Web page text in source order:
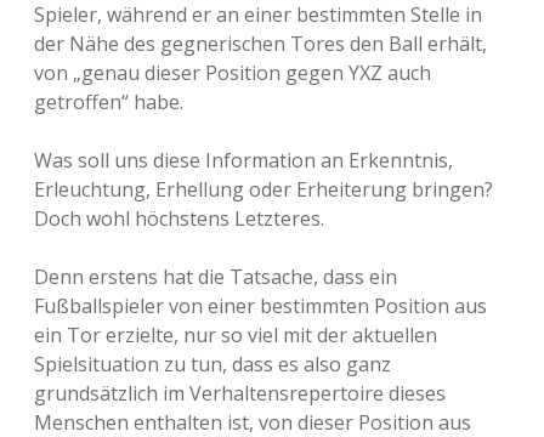
Spieler, während er an einer bestimmten Stelle in
der Nähe des gegnerischen Tores den Ball erhält,
von „genau dieser Position gegen YXZ auch
getroffen“ habe.
Was soll uns diese Information an Erkenntnis,
Erleuchtung, Erhellung oder Erheiterung bringen?
Doch wohl höchstens Letzteres.
Denn erstens hat die Tatsache, dass ein
Fußballspieler von einer bestimmten Position aus
ein Tor erzielte, nur so viel mit der aktuellen
Spielsituation zu tun, dass es also ganz
grundsätzlich im Verhaltensrepertoire dieses
Menschen enthalten ist, von dieser Position aus